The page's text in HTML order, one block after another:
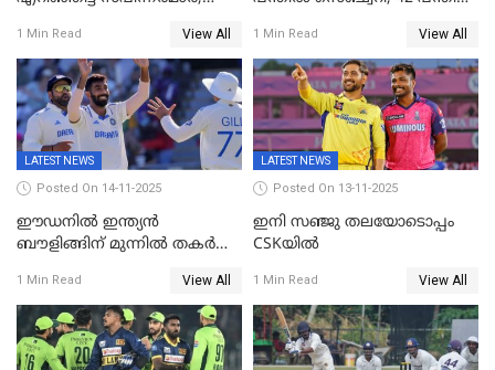
പ്രോട്ടീസ്
1 Min Read View All 1 Min Read View All
LATEST NEWS
Posted On 14-11-2025
ഈഡനിൽ ഇന്ത്യൻ
ബൗളിങ്ങിന് മുന്നിൽ തകർന്ന്
പുറത്ത്; ബുമ്രയ്ക്ക് അഞ്ച്
വിക്കറ്റ്
1 Min Read View All
LATEST NEWS
Posted On 13-11-2025
ഇനി സഞ്ജു തലയോടൊപ്പം
CSKയിൽ
1 Min Read View All